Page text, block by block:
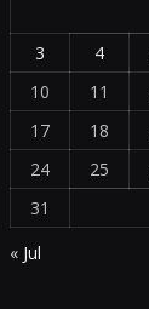
3
4
10
11
17
18
24
25
31
« Jul